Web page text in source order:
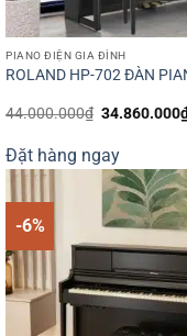
PIANO ĐIỆN GIA ĐÌNH
ROLAND HP-702 ĐÀN
44.000.000₫ Giá
44.000.000₫.
34.860.000
Đặt hàng ngay
-6%